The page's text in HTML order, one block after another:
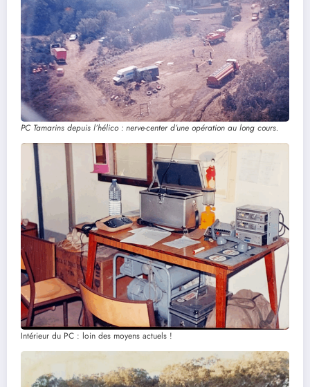
PC Tamarins depuis l’hélico : nerve-center d’une opération au long cours.
Intérieur du PC : loin des moyens actuels !